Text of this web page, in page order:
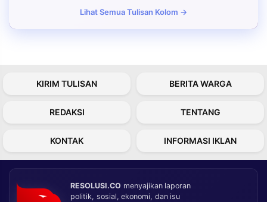
Lihat Semua Tulisan Kolom →
KIRIM TULISAN BERITA WARGA
REDAKSI TENTANG
KONTAK INFORMASI IKLAN
RESOLUSI.CO menyajikan laporan
politik, sosial, ekonomi, dan isu